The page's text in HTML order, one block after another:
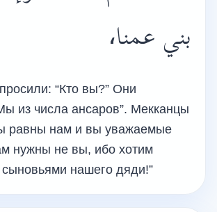
بني عمنا،
“Кто вы?” Они
из числа ансаров”. Мекканцы
равны нам и вы уважаемые
нужны не вы, ибо хотим
сыновьями нашего дяди!”